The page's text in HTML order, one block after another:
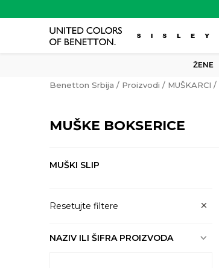
ŽENE
Benetton Srbija Proizvodi MUŠKARCI
MUŠKE BOKSERICE
MUŠKI SLIP
Resetujte filtere
NAZIV ILI ŠIFRA PROIZVODA